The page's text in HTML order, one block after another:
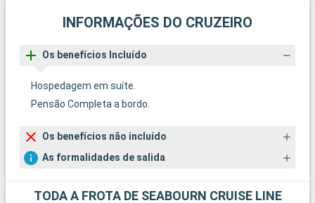
INFORMAÇÕES DO CRUZEIRO
Os benefícios Incluído
Hospedagem em suíte.
Pensão Completa a bordo.
Os benefícios não incluído
As formalidades de salida
TODA A FROTA DE SEABOURN CRUISE LINE